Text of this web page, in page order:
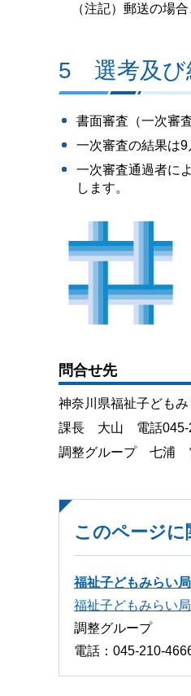
（注記）郵送の場合
5 選考及び
書面審査（一次審
一次審査の結果は
一次審査通過者に
します。
問合せ先
神奈川県福祉子ども
課長 大山 電話045-
調整グループ 七浦
このページ
福祉子どもみらい
福祉子どもみらい
調整グループ
電話：045-210-